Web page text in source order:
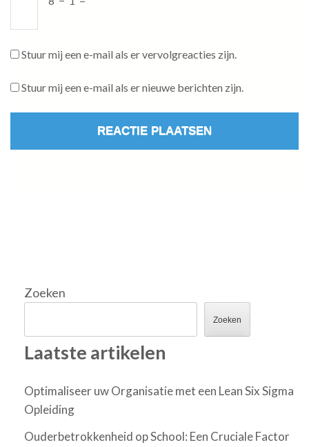
Stuur mij een e-mail als er vervolgreacties zijn.
Stuur mij een e-mail als er nieuwe berichten zijn.
Zoeken
Zoeken
Laatste artikelen
Optimaliseer uw Organisatie met een Lean Six Sigma
Opleiding
Ouderbetrokkenheid op School: Een Cruciale Factor